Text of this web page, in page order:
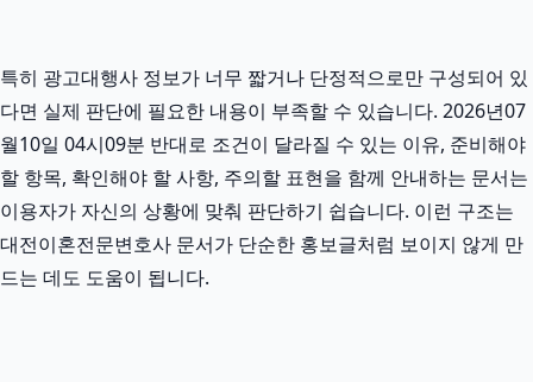
특히 광고대행사 정보가 너무 짧거나 단정적으로만 구성되어 있
다면 실제 판단에 필요한 내용이 부족할 수 있습니다. 2026년07
월10일 04시09분 반대로 조건이 달라질 수 있는 이유, 준비해야
할 항목, 확인해야 할 사항, 주의할 표현을 함께 안내하는 문서는
이용자가 자신의 상황에 맞춰 판단하기 쉽습니다. 이런 구조는
대전이혼전문변호사 문서가 단순한 홍보글처럼 보이지 않게 만
드는 데도 도움이 됩니다.